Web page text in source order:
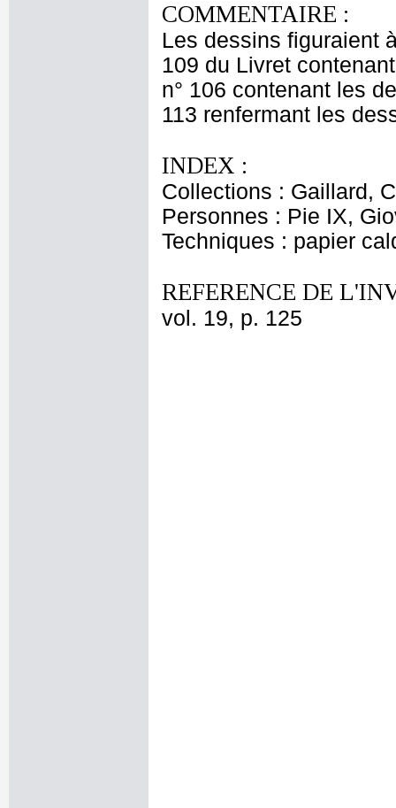
COMMENTAIRE :
Les dessins figuraient
109 du Livret
n° 106 contenant les
113 renfermant les
INDEX :
Collections : Gaillard,
Personnes : Pie IX,
Techniques : papier
REFERENCE DE
vol. 19, p. 125